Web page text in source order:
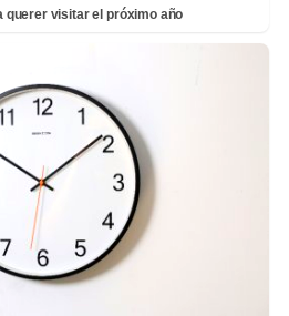
querer visitar el próximo año